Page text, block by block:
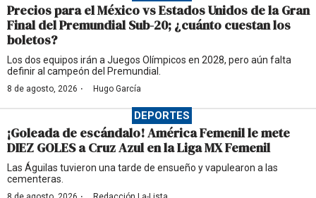
Precios para el México vs Estados Unidos de la Gran
Final del Premundial Sub-20; ¿cuánto cuestan los
boletos?
Los dos equipos irán a Juegos Olímpicos en 2028, pero aún falta
definir al campeón del Premundial.
8 de agosto, 2026 · Hugo García
DEPORTES
¡Goleada de escándalo! América Femenil le mete
DIEZ GOLES a Cruz Azul en la Liga MX Femenil
Las Águilas tuvieron una tarde de ensueño y vapulearon a las
cementeras.